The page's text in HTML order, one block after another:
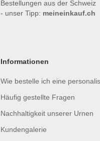
Bestellungen aus der Schweiz
- unser Tipp: meineinkauf.ch
Informationen
Wie bestelle ich eine
Häufig gestellte Fragen
Nachhaltigkeit unserer Urnen
Kundengalerie